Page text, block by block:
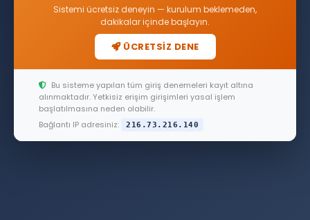
Sistemi ücretsiz deneyin — kurulum beklemeden,
dakikalar içinde başlayın.
ÜCRETSİZ DENE
Bu sisteme yapılan tüm giriş denemeleri kayıt altına
alınmaktadır. Yetkisiz erişim girişimleri yasal işlem
başlatılmasına neden olabilir.
Bağlantı IP adresiniz:
216.73.216.140